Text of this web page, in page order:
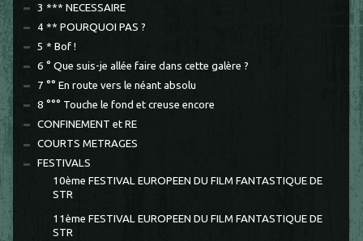
3 *** NECESSAIRE
4 ** POURQUOI PAS ?
5 * Bof !
6 ° Que suis-je allée faire dans cette galère ?
7 °° En route vers le néant absolu
8 °°° Touche le fond et creuse encore
CONFINEMENT et RE
COURTS METRAGES
FESTIVALS
10ème FESTIVAL EUROPEEN DU FILM FANTASTIQUE DE
STR
11ème FESTIVAL EUROPEEN DU FILM FANTASTIQUE DE
STR